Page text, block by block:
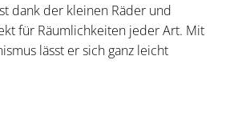
dank der kleinen Räder und
für Räumlichkeiten jeder Art. Mit
lässt er sich ganz leicht